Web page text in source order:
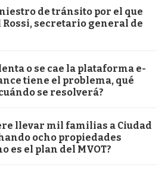
de tránsito por el que
secretario general de
o se cae la plataforma e-
tiene el problema, qué
se resolverá?
llevar mil familias a Ciudad
ocho propiedades
es el plan del MVOT?